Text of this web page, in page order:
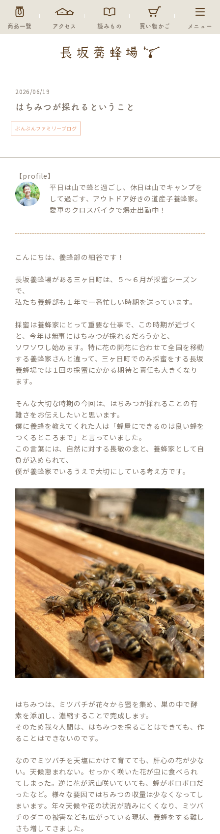
商品一覧 アクセス 読みもの 買い物かご メニュー
2026/06/19
はちみつが採れるということ
ぶんぶんファミリーブログ
【profile】
平日は山で蜂と過ごし、休日は山でキャンプを
して過ごす、アウトドア好きの道産子養蜂家。
愛車のクロスバイクで爆走出勤中！
こんにちは、養蜂部の細谷です！
長坂養蜂場がある三ヶ日町は、５～６月が採蜜シーズン
で、
私たち養蜂部も１年で一番忙しい時期を送っています。
採蜜は養蜂家にとって重要な仕事で、この時期が近づく
と、今年は無事にはちみつが採れるだろうかと、
ソワソワし始めます。特に花の開花に合わせて全国を移動
する養蜂家さんと違って、三ヶ日町でのみ採蜜をする長坂
養蜂場では１回の採蜜にかかる期待と責任も大きくなり
ます。
そんな大切な時期の今回は、はちみつが採れることの有
難さをお伝えしたいと思います。
僕に養蜂を教えてくれた人は「蜂屋にできるのは良い蜂を
つくるところまで」と言っていました。
この言葉には、自然に対する畏敬の念と、養蜂家として自
負が込められて、
僕が養蜂家でいるうえで大切にしている考え方です。
はちみつは、ミツバチが花々から蜜を集め、巣の中で酵
素を添加し、濃縮することで完成します。
そのため我々人間は、はちみつを採ることはできても、作
ることはできないのです。
なのでミツバチを天塩にかけて育てても、肝心の花が少な
い。天候恵まれない。せっかく咲いた花が虫に食べられ
てしまった。逆に花が沢山咲いていても、蜂がボロボロだ
ったなど。様々な要因ではちみつの収量は少なくなってし
まいます。年々天候や花の状況が読みにくくなり、ミツバ
チのダニの被害なども広がっている現状、養蜂をする難し
さも増してきました。